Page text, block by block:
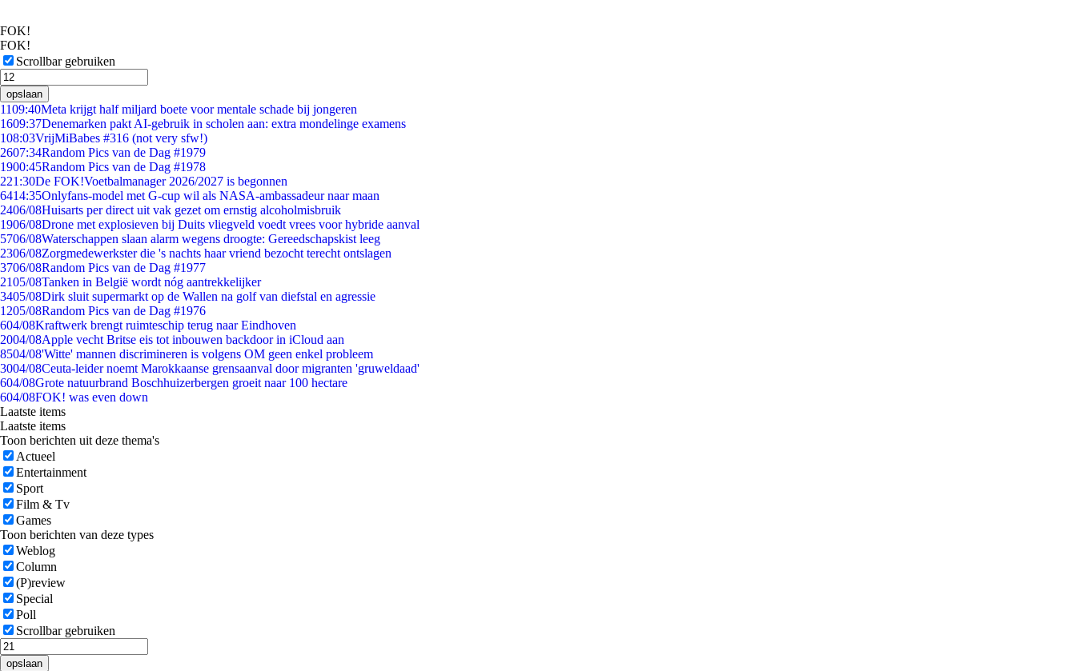
FOK!
FOK!
Scrollbar gebruiken
opslaan
1109:40Meta krijgt half miljard boete voor mentale schade bij jongeren
1609:37Denemarken pakt AI-gebruik in scholen aan: extra mondelinge examens
108:03VrijMiBabes #316 (not very sfw!)
2607:34Random Pics van de Dag #1979
1900:45Random Pics van de Dag #1978
221:30De FOK!Voetbalmanager 2026/2027 is begonnen
6414:35Onlyfans-model met G-cup wil als NASA-ambassadeur naar maan
2406/08Huisarts per direct uit vak gezet om ernstig alcoholmisbruik
1906/08Drone met explosieven bij Duits vliegveld voedt vrees voor hybride aanval
5706/08Waterschappen slaan alarm wegens droogte: Gereedschapskist leeg
2306/08Zorgmedewerkster die 's nachts haar vriend bezocht terecht ontslagen
3706/08Random Pics van de Dag #1977
2105/08Tanken in België wordt nóg aantrekkelijker
3405/08Dirk sluit supermarkt op de Wallen na golf van diefstal en agressie
1205/08Random Pics van de Dag #1976
604/08Kraftwerk brengt ruimteschip terug naar Eindhoven
2004/08Apple vecht Britse eis tot inbouwen backdoor in iCloud aan
8504/08'Witte' mannen discrimineren is volgens OM geen enkel probleem
3004/08Ceuta-leider noemt Marokkaanse grensaanval door migranten 'gruweldaad'
604/08Grote natuurbrand Boschhuizerbergen groeit naar 100 hectare
604/08FOK! was even down
Laatste items
Laatste items
Toon berichten uit deze thema's
Actueel
Entertainment
Sport
Film & Tv
Games
Toon berichten van deze types
Weblog
Column
(P)review
Special
Poll
Scrollbar gebruiken
opslaan